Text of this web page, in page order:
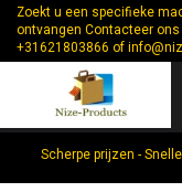
Zoekt u een specifieke
ontvangen Contacteer
+31621803866 of
Scherpe prijzen -